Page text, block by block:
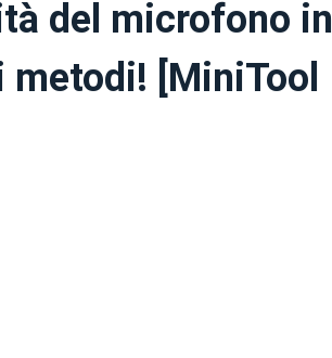
del microfono in
[MiniTool